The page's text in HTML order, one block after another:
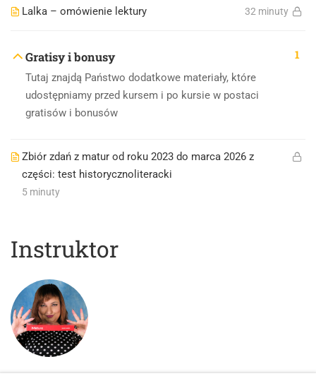
Lalka – omówienie lektury 32 minuty
Gratisy i bonusy
Tutaj znajdą Państwo dodatkowe materiały, które
udostępniamy przed kursem i po kursie w postaci
gratisów i bonusów
1
Zbiór zdań z matur od roku 2023 do marca 2026 z
części: test historycznoliteracki
5 minuty
Instruktor